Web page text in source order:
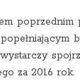
poprzednim
za 2016 rok.